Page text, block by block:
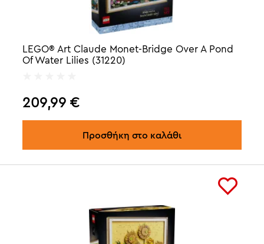
LEGO® Art Claude Monet-Bridge Over A Pond
Of Water Lilies (31220)
209,99 €
Προσθήκη στο καλάθι